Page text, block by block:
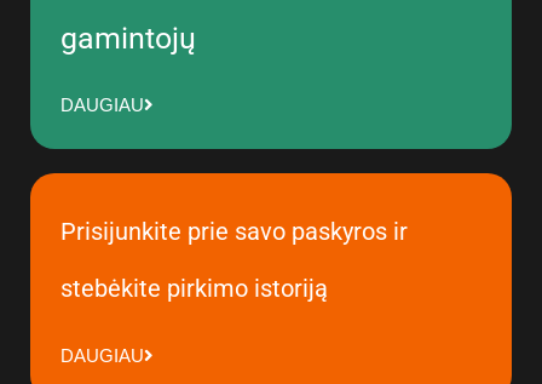
gamintojų
DAUGIAU
Prisijunkite prie savo paskyros ir
stebėkite pirkimo istoriją
DAUGIAU